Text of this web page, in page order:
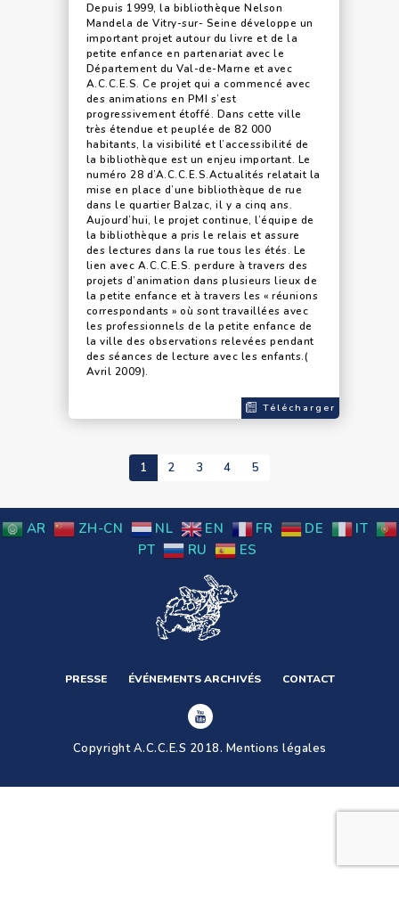
Depuis 1999, la bibliothèque Nelson
Mandela de Vitry-sur- Seine développe un
important projet autour du livre et de la
petite enfance en partenariat avec le
Département du Val-de-Marne et avec
A.C.C.E.S. Ce projet qui a commencé avec
des animations en PMI s’est
progressivement étoffé. Dans cette ville
très étendue et peuplée de 82 000
habitants, la visibilité et l’accessibilité de
la bibliothèque est un enjeu important. Le
numéro 28 d’A.C.C.E.S.Actualités relatait la
mise en place d’une bibliothèque de rue
dans le quartier Balzac, il y a cinq ans.
Aujourd’hui, le projet continue, l’équipe de
la bibliothèque a pris le relais et assure
des lectures dans la rue tous les étés. Le
lien avec A.C.C.E.S. perdure à travers des
projets d’animation dans plusieurs lieux de
la petite enfance et à travers les « réunions
correspondants » où sont travaillées avec
les professionnels de la petite enfance de
la ville des observations relevées pendant
des séances de lecture avec les enfants.(
Avril 2009).
Télécharger
1 2 3 4 5
AR ZH-CN NL EN FR DE
IT
PT
RU ES
PRESSE ÉVÉNEMENTS ARCHIVÉS CONTACT
Copyright A.C.C.E.S 2018. Mentions légales